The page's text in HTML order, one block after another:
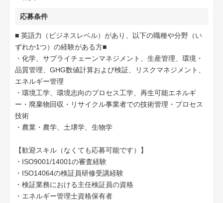
応募条件
■ 英語力（ビジネスレベル）があり、以下の職種や分野（い
ずれか1つ）の経験がある方■
・化学、サプライチェーンマネジメント、生産管理、環境・
品質管理、GHG数値計算および検証、リスクマネジメント、
エネルギー管理
・環境工学、環境志向のプロセス工学、再生可能エネルギ
ー・廃棄物回収・リサイクル事業者での技術管理・プロセス
技術
・農業・農学、土壌学、生物学
【歓迎スキル（なくても応募可能です）】
・ISO9001/14001の審査経験
・ISO14064の検証員研修受講経験
・検証業務における主任検証員の資格
・エネルギー管理士資格保有者